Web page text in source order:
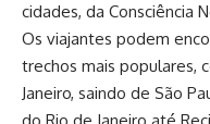
cidades, da Consciência
Os viajantes podem
trechos mais populares,
Janeiro, saindo de São